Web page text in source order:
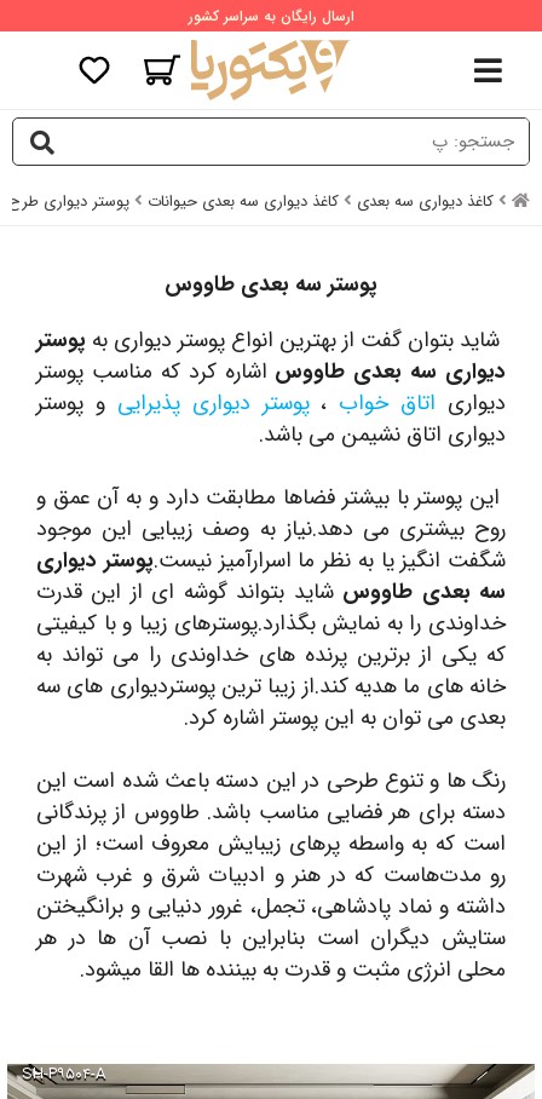
ارسال رایگان به سراسر کشور
کاغذ دیواری سه بعدی کاغذ دیواری سه بعدی حیوانات پوستر دیواری طرح
پوستر سه بعدی طاووس
شاید بتوان گفت از بهترین انواع پوستر دیواری به پوستر
دیواری سه بعدی طاووس اشاره کرد که مناسب پوستر
دیواری اتاق خواب ،پوستر دیواری پذیرایی و پوستر
دیواری اتاق نشیمن می باشد.
این پوستر با بیشتر فضاها مطابقت دارد و به آن عمق و
روح بیشتری می دهد.نیاز به وصف زیبایی این موجود
شگفت انگیز یا به نظر ما اسرارآمیز نیست.پوستر دیواری
سه بعدی طاووسشاید بتواند گوشه ای از این قدرت
خداوندی را به نمایش بگذارد.پوسترهای زیبا و با کیفیتی
که یکی از برترین پرنده های خداوندی را می تواند به
خانه های ما هدیه کند.از زیبا ترین پوستردیواری های سه
بعدی می توان به این پوستر اشاره کرد.
رنگ ها و تنوع طرحی در این دسته باعث شده است این
دسته برای هر فضایی مناسب باشد. طاووس از پرندگانی
است که به واسطه پرهای زیبایش معروف است؛ از این
‌رو مدت‌هاست که در هنر و ادبیات شرق و غرب شهرت
داشته و نماد پادشاهی، تجمل، غرور دنیایی و برانگیختن
ستایش دیگران است بنابراین با نصب آن ها در هر
محلی انرژی مثبت و قدرت به بیننده ها القا میشود.
SH-P۹۵۰۴-A